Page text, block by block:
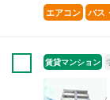
エアコン バス
賃貸マンション